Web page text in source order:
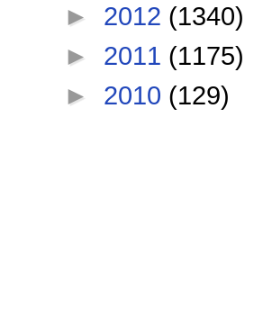
► 2012 (1340)
► 2011 (1175)
► 2010 (129)